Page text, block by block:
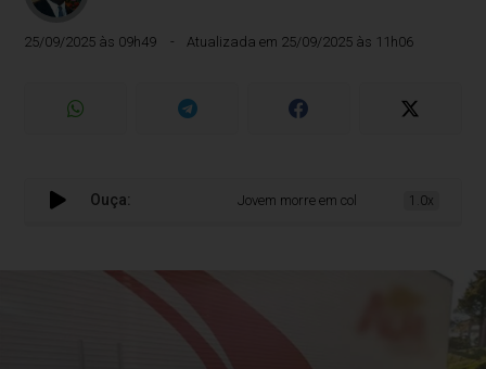
25/09/2025 às 09h49 Atualizada em 25/09/2025 às 11h06
Ouça: Jovem morre em colisão entre carro e
1.0x